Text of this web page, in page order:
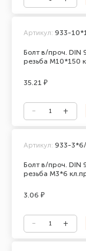
Болт в/проч.
резьба М10*150
Артикул: 933-
35.21 ₽
Болт в/проч.
резьба М3*6
Артикул: 933-
3.06 ₽